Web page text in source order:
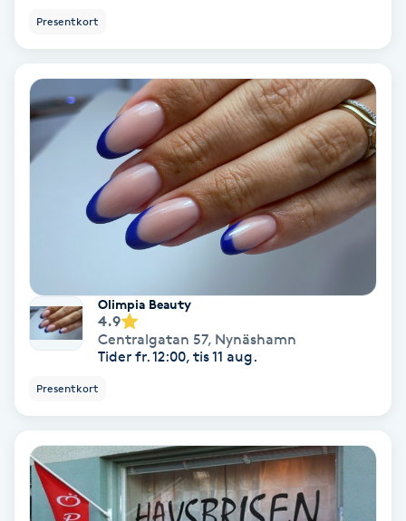
Celluliter
Coachning
Color correction
Dermapen
Diamantslipning
Extensions
Presentkort
Olimpia Beauty
4.9
Centralgatan 57, Nynäshamn
Tider fr. 12:00, tis 11 aug.
Presentkort